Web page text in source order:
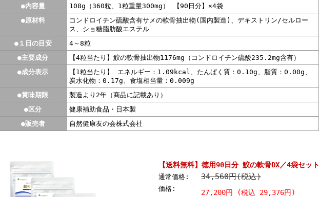
●内容量
108g（360粒、1粒重量300mg） 【90日分】×4袋
●原材料
コンドロイチン硫酸含有サメの軟骨抽出物(国内製造)、デキストリン/セルロー
ス、ショ糖脂肪酸エステル
●１日の目安
4～8粒
●主要成分
【4粒当たり】鮫の軟骨抽出物1176mg（コンドロイチン硫酸235.2mg含有）
●成分表示
【1粒当たり】 エネルギー：1.09kcal、たんぱく質：0.10g、脂質：0.00g、
炭水化物：0.17g、食塩相当量：0.009g
●賞味期限
製造より2年（商品に記載あり）
●区分
健康補助食品・日本製
●販売者
自然健康友の会株式会社
【送料無料】徳用90日分 鮫の軟骨DX／4袋セット
通常価格: 34,560円(税込)
価格: 27,200円 (税込 29,376円)